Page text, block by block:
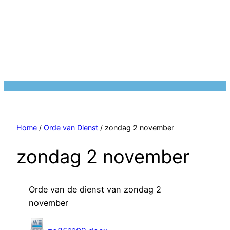
Home / Orde van Dienst / zondag 2 november
zondag 2 november
Orde van de dienst van zondag 2
november